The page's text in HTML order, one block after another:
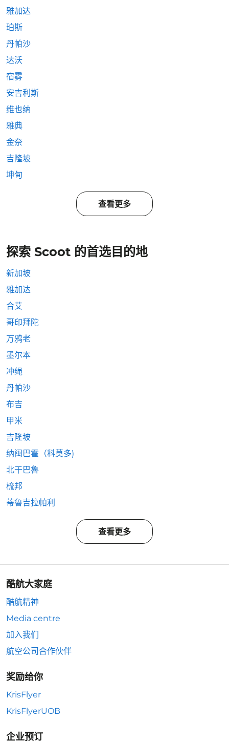
雅加达
珀斯
丹帕沙
达沃
宿雾
安吉利斯
维也纳
雅典
金奈
吉隆坡
坤甸
查看更多
探索 Scoot 的首选目的地
新加坡
雅加达
合艾
哥印拜陀
万鸦老
墨尔本
冲绳
丹帕沙
布吉
甲米
吉隆坡
纳闽巴霍（科莫多)
北干巴魯
梳邦
蒂魯吉拉帕利
查看更多
酷航大家庭
酷航精神
Media centre
加入我们
航空公司合作伙伴
奖励给你
KrisFlyer
KrisFlyerUOB
企业预订